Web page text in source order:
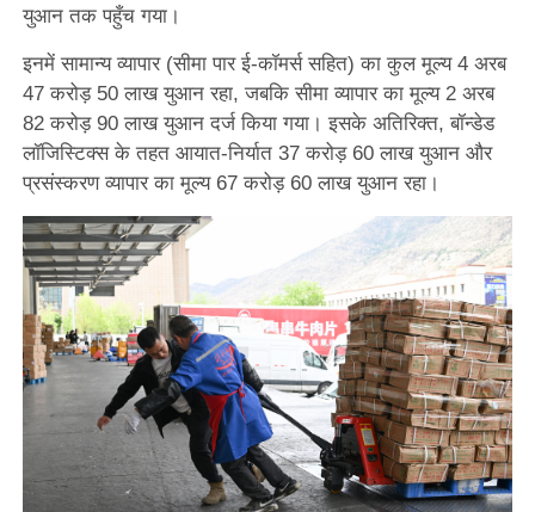
युआन तक पहुँच गया।
इनमें सामान्य व्यापार (सीमा पार ई-कॉमर्स सहित) का कुल मूल्य 4 अरब
47 करोड़ 50 लाख युआन रहा, जबकि सीमा व्यापार का मूल्य 2 अरब
82 करोड़ 90 लाख युआन दर्ज किया गया। इसके अतिरिक्त, बॉन्डेड
लॉजिस्टिक्स के तहत आयात-निर्यात 37 करोड़ 60 लाख युआन और
प्रसंस्करण व्यापार का मूल्य 67 करोड़ 60 लाख युआन रहा।